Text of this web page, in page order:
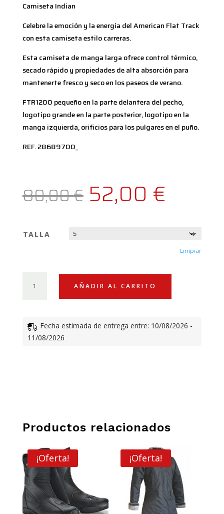
Camiseta Indian
Celebre la emoción y la energía del American Flat Track
con esta camiseta estilo carreras.
Esta camiseta de manga larga ofrece control térmico,
secado rápido y propiedades de alta absorción para
mantenerte fresco y seco en los paseos de verano.
FTR1200 pequeño en la parte delantera del pecho,
logotipo grande en la parte posterior, logotipo en la
manga izquierda, orificios para los pulgares en el puño.
REF. 28689700_
80,00€ El
era:
80,00 €.
52,00 €
precio
actual
TALLA
Limpiar
INDIAN
TEE
CANTIDAD
AÑADIR AL CARRITO
Fecha estimada de entrega entre: 10/08/2026 -
11/08/2026
Productos relacionados
¡Oferta! ¡Oferta!